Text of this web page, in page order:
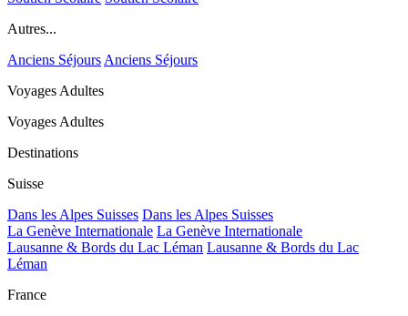
Autres...
Anciens Séjours Anciens Séjours
Voyages Adultes
Voyages Adultes
Destinations
Suisse
Dans les Alpes Suisses Dans les Alpes Suisses
La Genève Internationale La Genève Internationale
Lausanne & Bords du Lac Léman Lausanne & Bords du Lac
Léman
France